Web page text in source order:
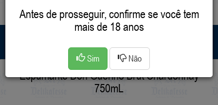
Antes de prosseguir, confirme se você tem
mais de 18 anos
Sim Não
(47) 99607-6829
Espumante Don Guerino Brut Chardonnay
750mL